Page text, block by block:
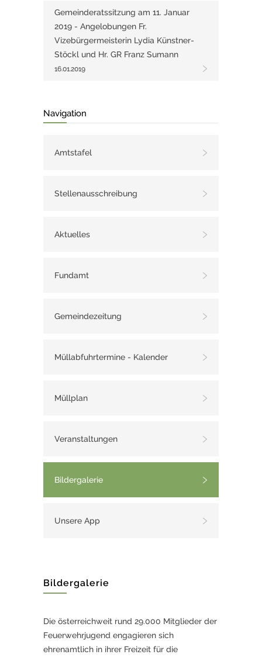
Gemeinderatssitzung am 11. Januar
2019 - Angelobungen Fr.
Vizebürgermeisterin Lydia Künstner-
Stöckl und Hr. GR Franz Sumann
16.01.2019
Navigation
Amtstafel
Stellenausschreibung
Aktuelles
Fundamt
Gemeindezeitung
Müllabfuhrtermine - Kalender
Müllplan
Veranstaltungen
Bildergalerie
Unsere App
Bildergalerie
Die österreichweit rund 29.000 Mitglieder der
Feuerwehrjugend engagieren sich
ehrenamtlich in ihrer Freizeit für die